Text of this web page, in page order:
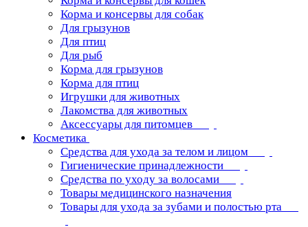
Корма и консервы для собак
Для грызунов
Для птиц
Для рыб
Корма для грызунов
Корма для птиц
Игрушки для животных
Лакомства для животных
Аксессуары для питомцев
Косметика
Средства для ухода за телом и лицом
Гигиенические принадлежности
Средства по уходу за волосами
Товары медицинского назначения
Товары для ухода за зубами и полостью рта